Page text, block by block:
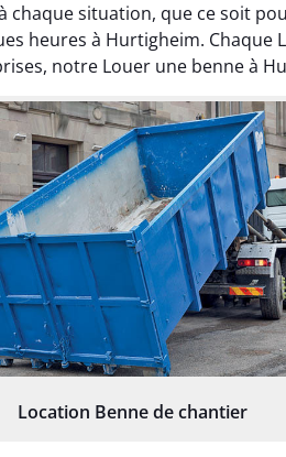
chaque situation, que ce soit
heures à Hurtigheim.
notre Louer une benne à
Location Benne de chantier